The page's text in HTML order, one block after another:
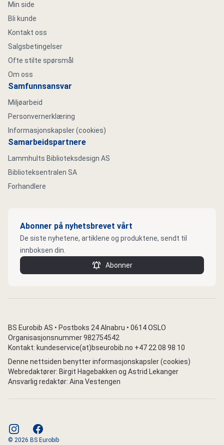
Min side
Bli kunde
Kontakt oss
Salgsbetingelser
Ofte stilte spørsmål
Om oss
Samfunnsansvar
Miljøarbeid
Personvernerklæring
Informasjonskapsler (cookies)
Samarbeidspartnere
Lammhults Biblioteksdesign AS
Biblioteksentralen SA
Forhandlere
Abonner på nyhetsbrevet vårt
De siste nyhetene, artiklene og produktene, sendt til
innboksen din.
Abonner
BS Eurobib AS • Postboks 24 Alnabru • 0614 OSLO
Organisasjonsnummer 982754542
Kontakt: kundeservice(at)bseurobib.no +47 22 08 98 10
Denne nettsiden benytter informasjonskapsler (cookies)
Webredaktører: Birgit Hagebakken og Astrid Lekanger
Ansvarlig redaktør: Aina Vestengen
instagramfacebook
© 2026 BS Eurobib